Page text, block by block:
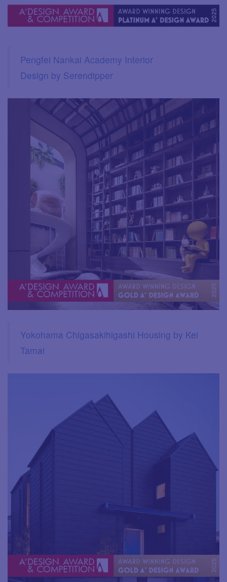
Pengfei Nankai Academy Interior
Design by Serendipper
Yokohama Chigasakihigashi Housing by Kei
Tamai